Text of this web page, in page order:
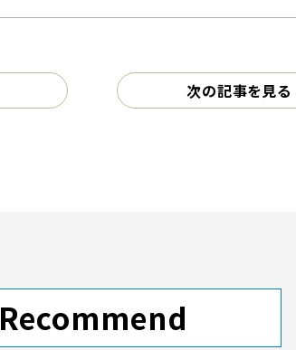
次の記事を見る
Recommend